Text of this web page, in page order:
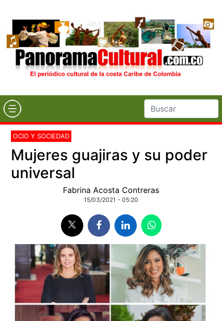
OCIO Y SOCIEDAD
Mujeres guajiras y su poder
universal
Fabrina Acosta Contreras
15/03/2021 - 05:20